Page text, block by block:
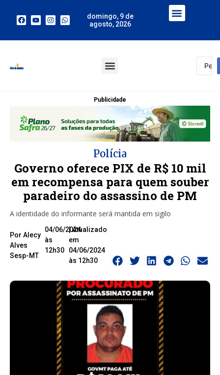
domingo, 9 de
agosto, 2026
Publicidade
Polícia
Governo oferece PIX de R$ 10 mil
em recompensa para quem souber
paradeiro do assassino de PM
A identidade do informante será mantida em sigilo
Por Alecy
Alves
Sesp-MT
04/06/2024
às
12h30
| Atualizado
em
04/06/2024
às 12h30